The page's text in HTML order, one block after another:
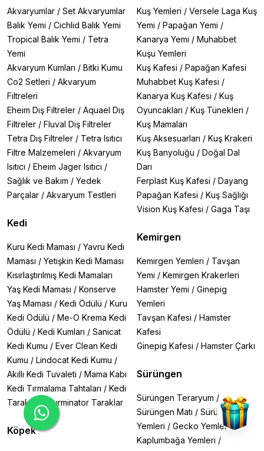
✔ Sağlıklı Malzemeler:Paslanmaz çelik, BPA
içermeyen plastik ve doğal ahşap seçenekleriyle
güvenli yaşam alanları.
✔ Konforlu Yaşam Alanı:
Kuşunuzun rahatça
uçabileceği, oynayabileceği ve dinlenebileceği geniş
hacimli kafesler.
✔ Pratik Kullanım:Sökülüp takılabilir tabanlar, kolay
temizlenen yemlikler ve ergonomik tasarımlar.
✔ Şık ve Modern Tasarımlar:Ev dekorunuza uyum
sağlayacak minimalist, vintage veya modern stillerde
seçenekler.
Kuş Türlerine Göre Kafes Seçenekleri
1. Kanarya Kafesleri
Kanaryaların özgürce ötebilmesi ve hareket edebilmesi
için geniş, yatay tasarımlı kafesler idealidir.
Carlotta ve Ginevraserileri, şık görünümleri ve ferah
iç hacimleriyle kanaryalarınız için mükemmel bir seçim.
Özellikle sehpa üzerine konumlandırılabilen Imac Sofia
ve Matilde
2. Muhabbet Kuşu Kafesleri
Muhabbet kuşları enerjik ve oyuncu canlılardır. Bu
nedenle tırmanma çubukları, oyun alanları ve geniş
uçuş mesafesi sunan kafesler tercih edilmelidir.Imac
Tiffany Mavi Kafes, renkli tasarımıyla kuşunuzun
dikkatini çekerken,Ferplast Bali ve Diva
kullanımıyla öne çıkıyor.
3. Papağan Kafesleri
Papağanlar güçlü gagalarıyla bilinir; bu yüzden sağlam,
metal çubuklu ve geniş alanlı kafeslere ihtiyaç
duyarlar.Dayang A14 Ayaklı Eğitim Kafesi
papağanlar için ideal bir seçenekken,Ferplast Expert
100 devasa boyutuyla özgürce hareket etmelerini
sağlıyor.
4. Egzotik Kuş Kafesleri
Sultan papağanı, cockatiel ve diğer egzotik türler için
özel olarak tasarlanan kafesler, geniş tünek alanları ve
oyun bölmeleriyle dikkat çekiyor.Ferplast Hemmy
Akvaryumlar / Set Akvaryumlar
Balık Yemi / Cichlid Balık Yemi
Tropical Balık Yemi / Tetra
Yemi
Akvaryum Kumları / Bitki Kumu
Co2 Setleri / Akvaryum
Filtreleri
Eheim Dış Filtreler / Aquael Dış
Filtreler / Fluval Dış Filtreler
Tetra Dış Filtreler / Tetra Isıtıcı
Filtre Malzemeleri / Akvaryum
Isıtıcı / Eheim Jager Isıtıcı /
Sağlık ve Bakım / Yedek
Parçalar / Akvaryum Testleri
Kedi
Kuru Kedi Maması / Yavru Kedi
Maması / Yetişkin Kedi Maması
Kısırlaştırılmış Kedi Mamaları
Yaş Kedi Maması / Konserve
Yaş Maması / Kedi Ödülü / Kuru
Kedi Ödülü / Me-O Krema Kedi
Ödülü / Kedi Kumları / Sanicat
Kedi Kumu / Ever Clean Kedi
Kumu / Lindocat Kedi Kumu /
Akıllı Kedi Tuvaleti / Mama Kabı
Kedi Tırmalama Tahtaları / Kedi
Tarakları
Furminator Taraklar
Köpek
Kuş Yemleri / Versele Laga Kuş
Yemi / Papağan Yemi /
Kanarya Yemi / Muhabbet
Kuşu Yemleri
Kuş Kafesi / Papağan Kafesi
Muhabbet Kuş Kafesi /
Kanarya Kuş Kafesi / Kuş
Oyuncakları / Kuş Tünekleri /
Kuş Mamaları
Kuş Aksesuarları / Kuş Krakeri
Kuş Banyoluğu / Doğal Dal
Darı
Ferplast Kuş Kafesi / Dayang
Papağan Kafesi / Kuş Sağlığı
Vision Kuş Kafesi / Gaga Taşı
Kemirgen
Kemirgen Yemleri / Tavşan
Yemi / Kemirgen Krakerleri
Hamster Yemi / Ginepig
Yemleri
Tavşan Kafesi / Hamster
Kafesi
Ginepig Kafesi / Hamster Çarkı
Sürüngen
Sürüngen Teraryum /
Sürüngen Matı / Sürüngen
Yemleri / Gecko Yemleri/
Kaplumbağa Yemleri /